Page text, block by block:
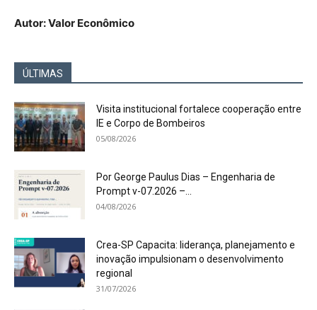
Autor: Valor Econômico
ÚLTIMAS
Visita institucional fortalece cooperação entre
IE e Corpo de Bombeiros
05/08/2026
Por George Paulus Dias – Engenharia de
Prompt v-07.2026 –...
04/08/2026
Crea-SP Capacita: liderança, planejamento e
inovação impulsionam o desenvolvimento
regional
31/07/2026